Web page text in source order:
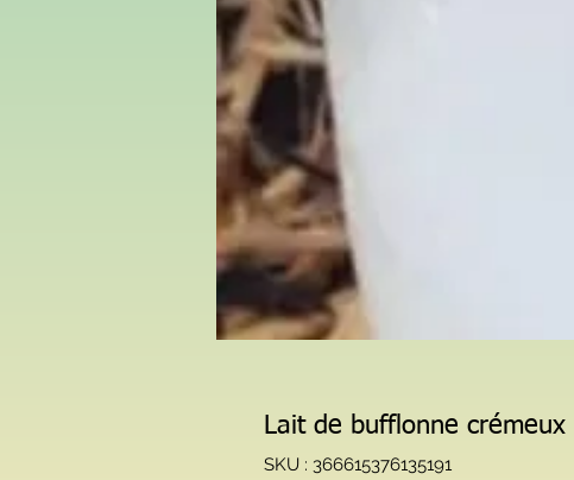
Lait de bufflonne crémeux
SKU : 366615376135191